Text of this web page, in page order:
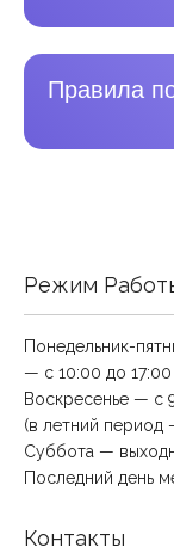
Правила
Режим
Понедельник-
— с 10:00 до 17:00
Воскресенье — с
(в летний период
Суббота —
Последний день
Контакты